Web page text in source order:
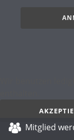
Mitglied
Wir benutzen